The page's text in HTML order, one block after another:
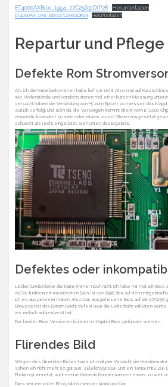
ET4000AXBios_1994_27C256@DIP28 Herunterladen
ET4000AX_1992_Bios27C256@DIP28 Herunterladen
Repartur und Pflege
Defekte Rom
Als ich die Karte bekommen habe lief sie nicht. Also mal auf
wie Widerstände und Kondensatoren mal einer kurzen Messung
versucht haben die Verbindung von +5 zum Eprom zu messen das
zurück verfolgt und sieh da, die Versorgen kommt direkt vom ET4000
entwede korrodiert zu sein oder etwas zu viel Strom ausgesetzt
schlecht als recht eingelötet. Sieh unten das Ergebnis.
Defektes oder
Leider funktionierte die Karte immer noch nicht. Ich habe mir mal ein
da Sie funktioniert wieder. Mein Bios ist von 1992 das auf dem
ich es ausgelesen habe). Also das ausgelesene Bios auf ein 27C256
Entweder ist das Eprom leicht defekt was die Leiterbahn erklären
es einfach aufgesteckt hat.
Die beiden Bios Versionen können im Kapitel Bios gefunden werden.
Flirendes Bild
Wegen des flirrenden Bildes habe ich mal per Verdacht die
sahen eh nicht mehr so gut aus. 3 Elektrolyt 10uF und ein Tantal mit
Elektrolyt ersetzt, weil meine Keramik Kondensatoren etwas zu weit
Dies war ein voller Erfolg bild ist wieder stabil und klar.